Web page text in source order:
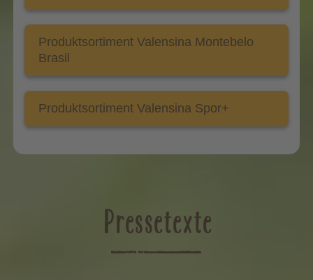
Produktsortiment Valensina Montebelo
Brasil
Produktsortiment Valensina Spor+
Pressetexte